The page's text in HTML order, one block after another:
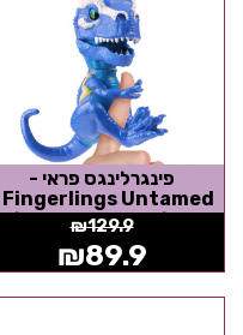
פינגרלינגס פראי -
קובלט הדינוזאור - כחול -
אצבענים
₪129.9
₪89.9